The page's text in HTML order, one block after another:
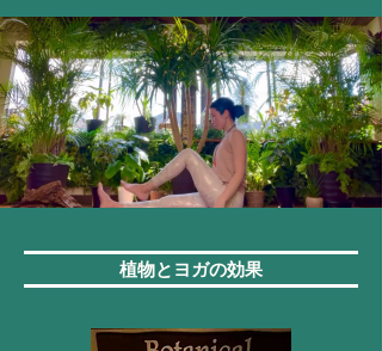
植物とヨガの効果